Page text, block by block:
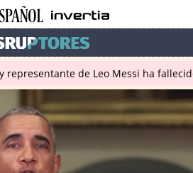
representante de Leo Messi ha